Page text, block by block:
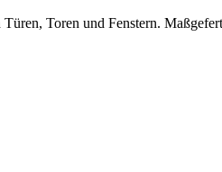
Toren und Fenstern.